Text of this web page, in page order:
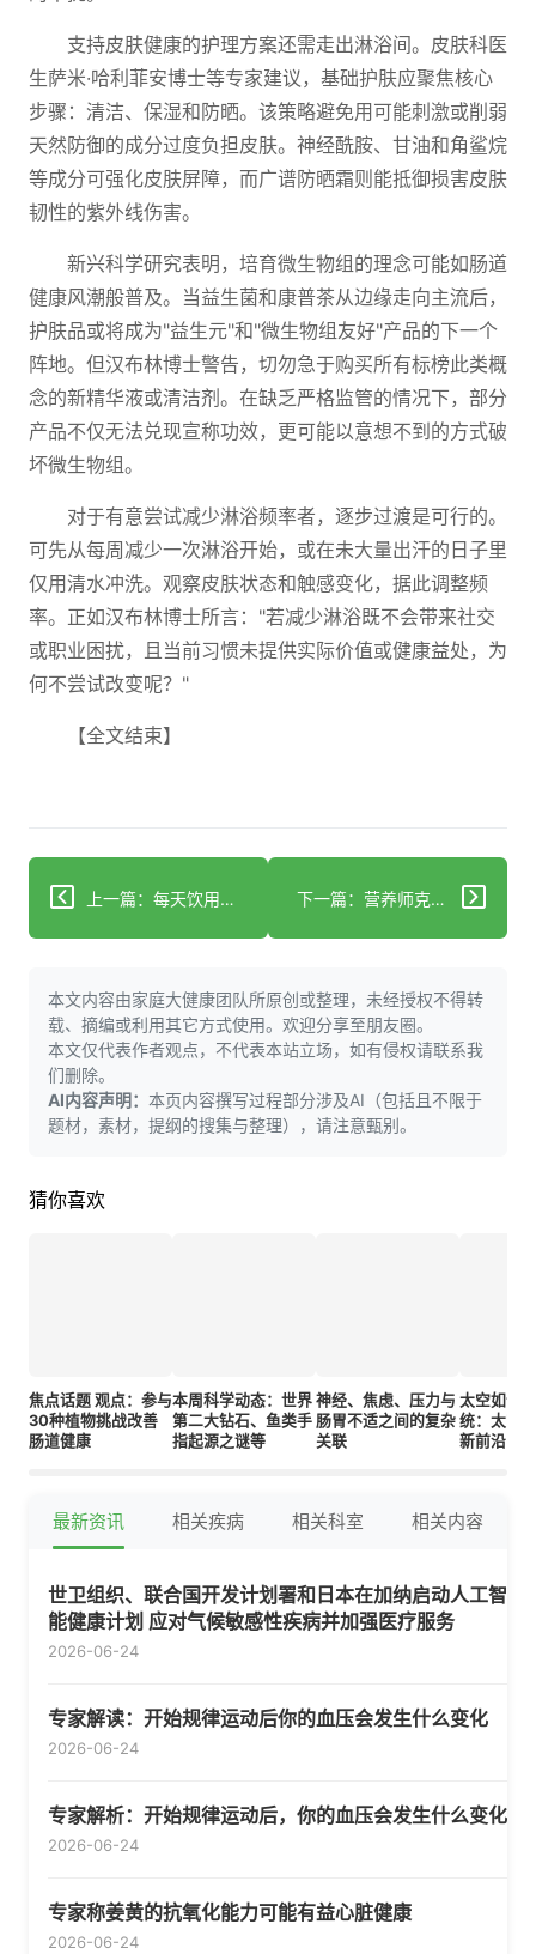
支持皮肤健康的护理方案还需走出淋浴间。皮肤科医
生萨米·哈利菲安博士等专家建议，基础护肤应聚焦核心
步骤：清洁、保湿和防晒。该策略避免用可能刺激或削弱
天然防御的成分过度负担皮肤。神经酰胺、甘油和角鲨烷
等成分可强化皮肤屏障，而广谱防晒霜则能抵御损害皮肤
韧性的紫外线伤害。
新兴科学研究表明，培育微生物组的理念可能如肠道
健康风潮般普及。当益生菌和康普茶从边缘走向主流后，
护肤品或将成为"益生元"和"微生物组友好"产品的下一个
阵地。但汉布林博士警告，切勿急于购买所有标榜此类概
念的新精华液或清洁剂。在缺乏严格监管的情况下，部分
产品不仅无法兑现宣称功效，更可能以意想不到的方式破
坏微生物组。
对于有意尝试减少淋浴频率者，逐步过渡是可行的。
可先从每周减少一次淋浴开始，或在未大量出汗的日子里
仅用清水冲洗。观察皮肤状态和触感变化，据此调整频
率。正如汉布林博士所言："若减少淋浴既不会带来社交
或职业困扰，且当前习惯未提供实际价值或健康益处，为
何不尝试改变呢？"
【全文结束】
上一篇：每天饮用葡萄汁对身体的影响 下一篇：营养师克尔斯滕·奇克谈蘑菇与肠道健康
本文内容由家庭大健康团队所原创或整理，未经授权不得转
载、摘编或利用其它方式使用。欢迎分享至朋友圈。
本文仅代表作者观点，不代表本站立场，如有侵权请联系我
们删除。
AI内容声明： 本页内容撰写过程部分涉及AI（包括且不限于
题材，素材，提纲的搜集与整理），请注意甄别。
猜你喜欢
焦点话题 观点：参与
30种植物挑战改善
肠道健康
本周科学动态：世界
第二大钻石、鱼类手
指起源之谜等
神经、焦虑、压力与
肠胃不适之间的复杂
关联
太空如何
统：太空
新前沿
最新资讯 相关疾病 相关科室 相关内容
世卫组织、联合国开发计划署和日本在加纳启动人工智
能健康计划 应对气候敏感性疾病并加强医疗服务
2026-06-24
专家解读：开始规律运动后你的血压会发生什么变化
2026-06-24
专家解析：开始规律运动后，你的血压会发生什么变化
2026-06-24
专家称姜黄的抗氧化能力可能有益心脏健康
2026-06-24